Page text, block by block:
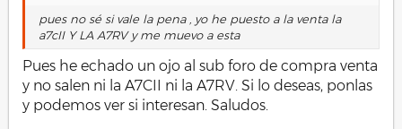
pues no sé si vale la pena , yo he puesto a la venta la
a7cII Y LA A7RV y me muevo a esta
Pues he echado un ojo al sub foro de compra venta
y no salen ni la A7CII ni la A7RV. Si lo deseas, ponlas
y podemos ver si interesan. Saludos.